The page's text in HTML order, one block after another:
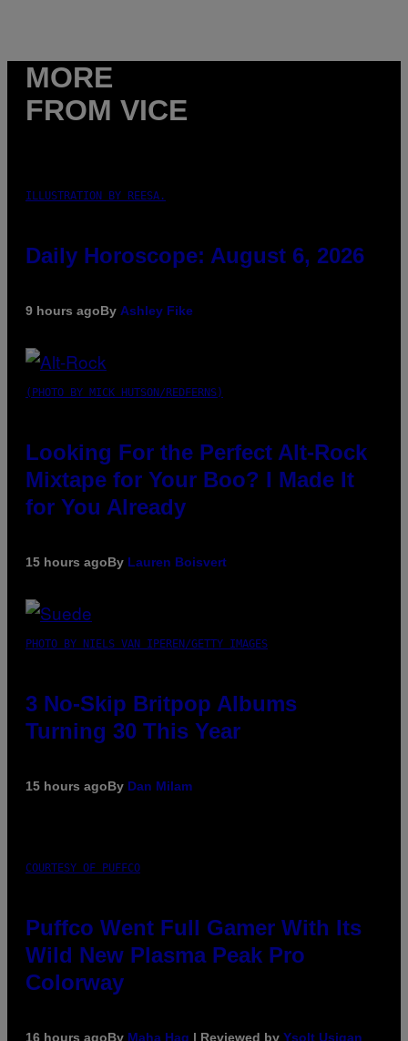
MORE
FROM VICE
ILLUSTRATION BY REESA.
Daily Horoscope: August 6, 2026
9 hours agoBy Ashley Fike
(PHOTO BY MICK HUTSON/REDFERNS)
Looking For the Perfect Alt-Rock
Mixtape for Your Boo? I Made It
for You Already
15 hours agoBy Lauren Boisvert
PHOTO BY NIELS VAN IPEREN/GETTY IMAGES
3 No-Skip Britpop Albums
Turning 30 This Year
15 hours agoBy Dan Milam
COURTESY OF PUFFCO
Puffco Went Full Gamer With Its
Wild New Plasma Peak Pro
Colorway
16 hours agoBy Maha Haq | Reviewed by Ysolt Usigan